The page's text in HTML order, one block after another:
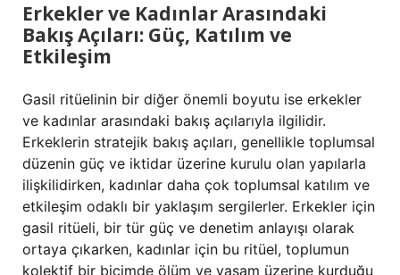
Erkekler ve Kadınlar Arasındaki
Bakış Açıları: Güç, Katılım ve
Etkileşim
Gasil ritüelinin bir diğer önemli boyutu ise erkekler
ve kadınlar arasındaki bakış açılarıyla ilgilidir.
Erkeklerin stratejik bakış açıları, genellikle toplumsal
düzenin güç ve iktidar üzerine kurulu olan yapılarla
ilişkilidirken, kadınlar daha çok toplumsal katılım ve
etkileşim odaklı bir yaklaşım sergilerler. Erkekler için
gasil ritüeli, bir tür güç ve denetim anlayışı olarak
ortaya çıkarken, kadınlar için bu ritüel, toplumun
kolektif bir biçimde ölüm ve yaşam üzerine kurduğu